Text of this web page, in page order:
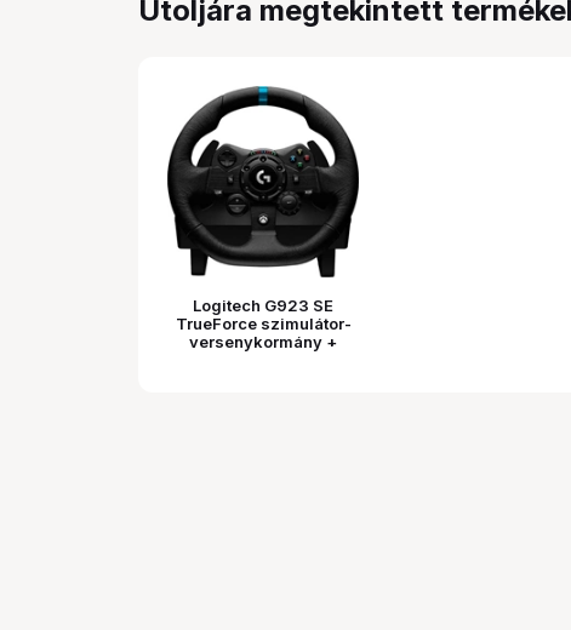
Utoljára megtekintett
Logitech G923 SE
TrueForce szimulátor-
versenykormány +